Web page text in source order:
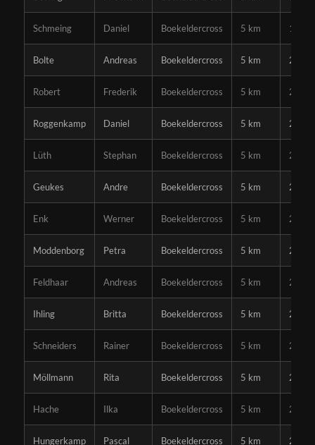
Schmeing Daniel Boekeldercross 5 km 19:45
Bolte Andreas Boekeldercross 5 km 20:03
Robert Frederik Boekeldercross 5 km 20:13
Roggenkamp Daniel Boekeldercross 5 km 20:45
Lüth Stephan Boekeldercross 5 km 21:13
Geukes Andre Boekeldercross 5 km 22:20
Enk Werner Boekeldercross 5 km 22:22
Moddenborg Petra Boekeldercross 5 km 23:30
Feldhaar Andreas Boekeldercross 5 km 24:11
Ihling Britta Boekeldercross 5 km 24:22
Schneiders Rainer Boekeldercross 5 km 24:24
Möllmann Rita Boekeldercross 5 km 24:29
Hache Ilka Boekeldercross 5 km 26:20
Hungerkamp Pascal Boekeldercross 5 km 27:36